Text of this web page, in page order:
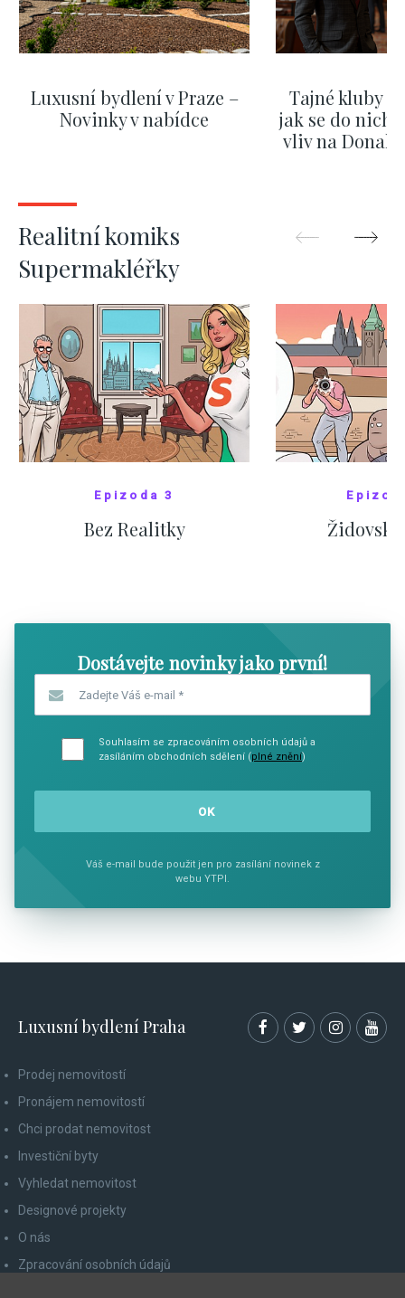
Luxusní bydlení v Praze –
Novinky v nabídce
Tajné kluby
jak se do nich
vliv na
Realitní komiks
Supermakléřky
Epizoda 3
Bez Realitky
Dostávejte novinky jako první!
Souhlasím se zpracováním osobních údajů a
zasíláním obchodních sdělení (plné znění)
Váš e-mail bude použit jen pro zasílání novinek z
webu YTPI.
Luxusní bydlení Praha
Prodej nemovitostí
Pronájem nemovitostí
Chci prodat nemovitost
Investiční byty
Vyhledat nemovitost
Designové projekty
O nás
Zpracování osobních údajů